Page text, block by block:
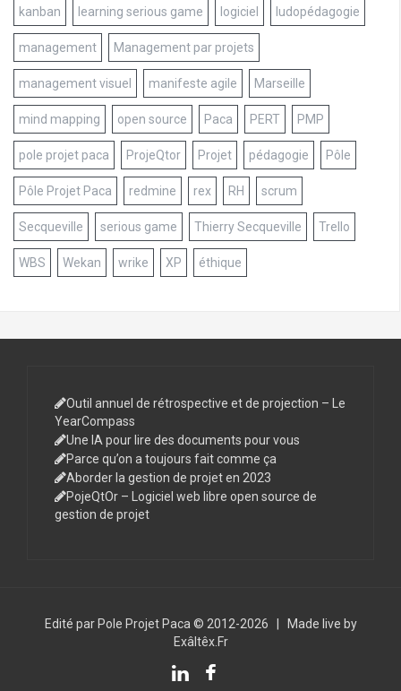
kanban learning serious game logiciel ludopédagogie
management Management par projets
management visuel manifeste agile Marseille
mind mapping open source Paca PERT PMP
pole projet paca ProjeQtor Projet pédagogie Pôle
Pôle Projet Paca redmine rex RH scrum
Secqueville serious game Thierry Secqueville Trello
WBS Wekan wrike XP éthique
Outil annuel de rétrospective et de projection – Le
YearCompass
Une IA pour lire des documents pour vous
Parce qu’on a toujours fait comme ça
Aborder la gestion de projet en 2023
PojeQtOr – Logiciel web libre open source de
gestion de projet
Edité par Pole Projet Paca © 2012-2026
Made live by
Exâltêx.Fr
LinkedInFacebook